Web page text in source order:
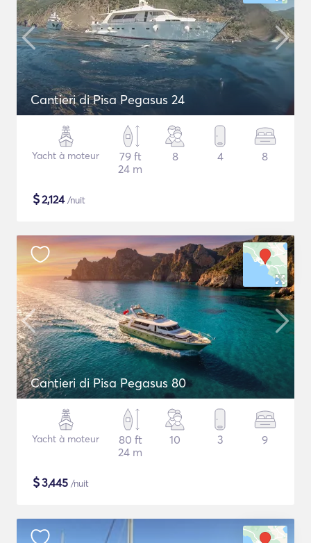
Cantieri di Pisa Pegasus 24
Yacht à moteur
79 ft
24 m
8 4 8
$2,124/nuit
Cantieri di Pisa Pegasus 80
Yacht à moteur
80 ft
24 m
10 3 9
$3,445 /nuit